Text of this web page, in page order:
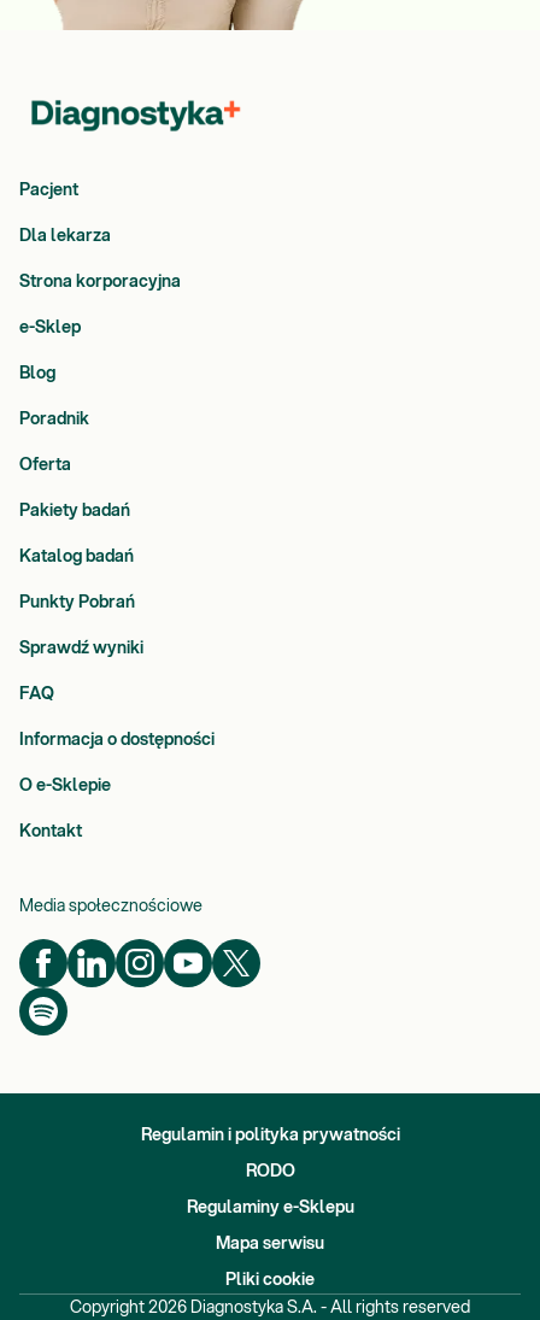
Pacjent
Dla lekarza
Strona korporacyjna
e-Sklep
Blog
Poradnik
Oferta
Pakiety badań
Katalog badań
Punkty Pobrań
Sprawdź wyniki
FAQ
Informacja o dostępności
O e-Sklepie
Kontakt
Media społecznościowe
Regulamin i polityka prywatności
RODO
Regulaminy e-Sklepu
Mapa serwisu
Pliki cookie
Copyright 2026 Diagnostyka S.A. - All rights reserved